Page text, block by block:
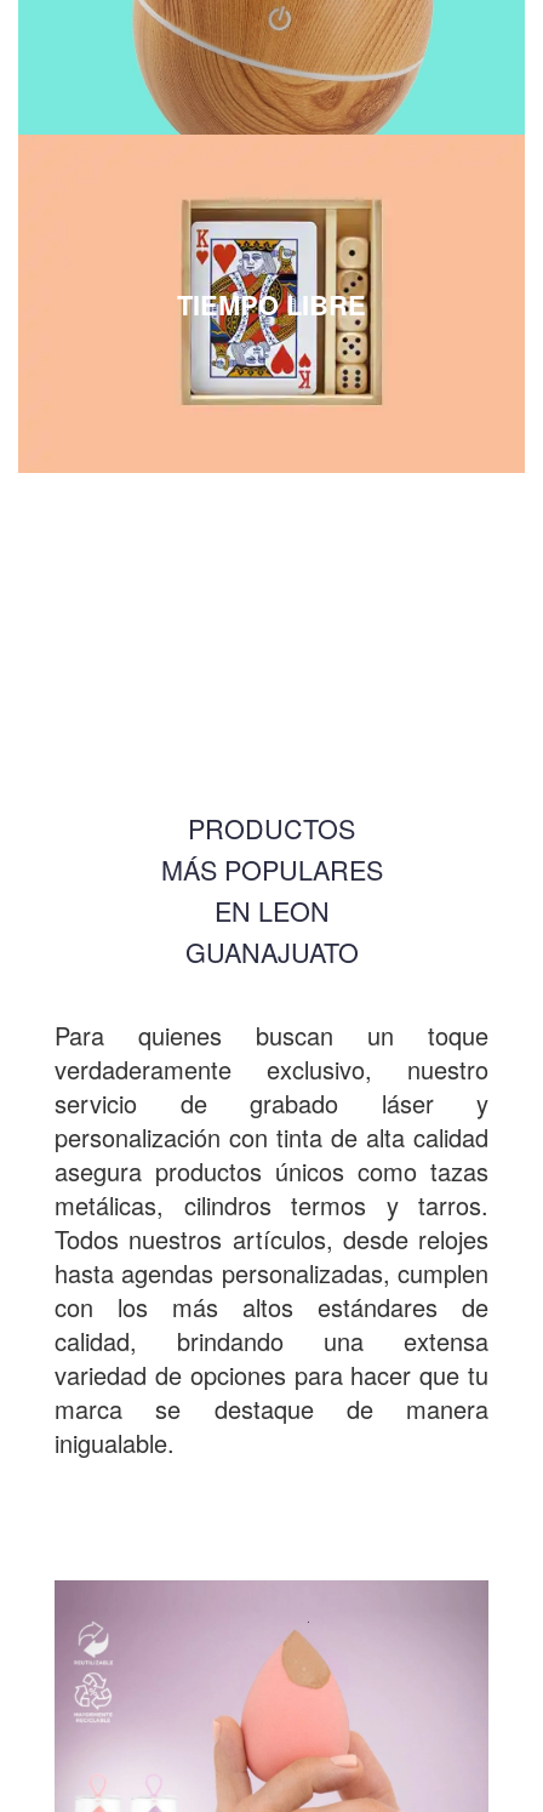
TIEMPO LIBRE
PRODUCTOS
MÁS POPULARES
EN LEON
GUANAJUATO
Para quienes buscan un toque
verdaderamente exclusivo, nuestro
servicio de grabado láser y
personalización con tinta de alta calidad
asegura productos únicos como tazas
metálicas, cilindros termos y tarros.
Todos nuestros artículos, desde relojes
hasta agendas personalizadas, cumplen
con los más altos estándares de
calidad, brindando una extensa
variedad de opciones para hacer que tu
marca se destaque de manera
inigualable.